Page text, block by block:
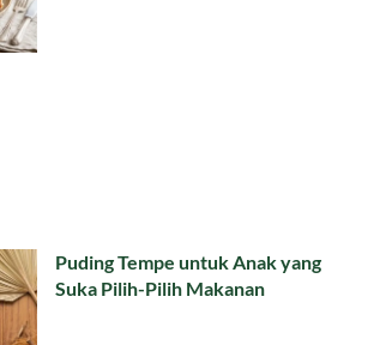
Puding Tempe untuk Anak yang
Suka Pilih-Pilih Makanan